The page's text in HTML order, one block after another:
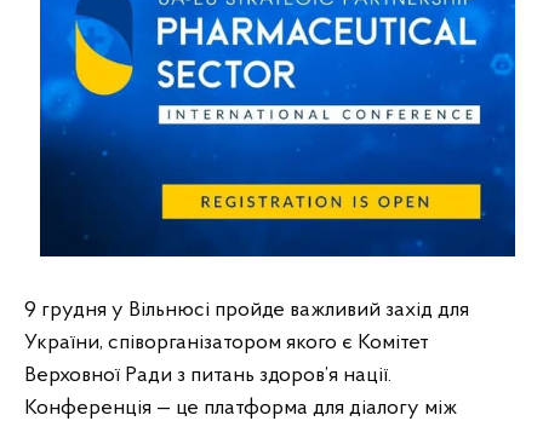
9 грудня у Вільнюсі пройде важливий захід для
України, співорганізатором якого є Комітет
Верховної Ради з питань здоров’я нації.
Конференція — це платформа для діалогу між